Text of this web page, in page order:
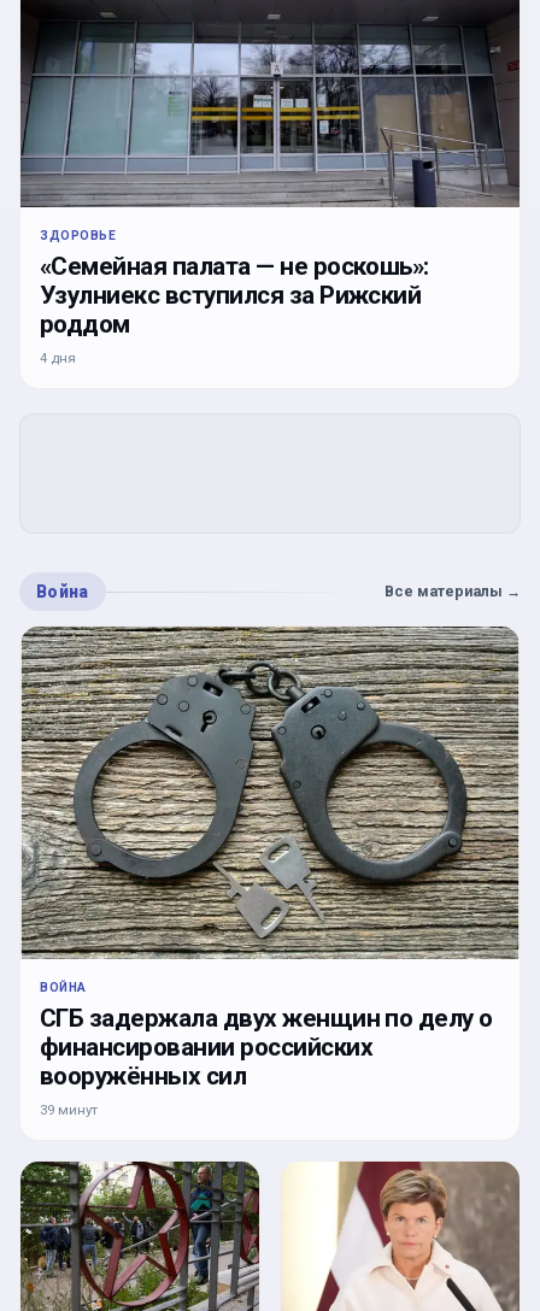
ЗДОРОВЬЕ
«Семейная палата — не роскошь»:
Узулниекс вступился за Рижский
роддом
4 дня
Война Все материалы →
ВОЙНА
СГБ задержала двух женщин по делу о
финансировании российских
вооружённых сил
39 минут